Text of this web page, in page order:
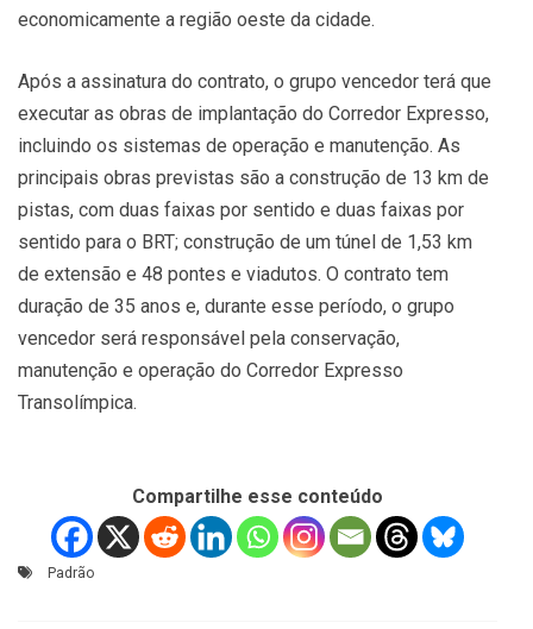
economicamente a região oeste da cidade.
Após a assinatura do contrato, o grupo vencedor terá que
executar as obras de implantação do Corredor Expresso,
incluindo os sistemas de operação e manutenção. As
principais obras previstas são a construção de 13 km de
pistas, com duas faixas por sentido e duas faixas por
sentido para o BRT; construção de um túnel de 1,53 km
de extensão e 48 pontes e viadutos. O contrato tem
duração de 35 anos e, durante esse período, o grupo
vencedor será responsável pela conservação,
manutenção e operação do Corredor Expresso
Transolímpica.
Compartilhe esse conteúdo
Padrão